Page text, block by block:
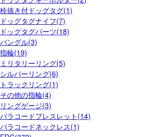
栓抜き付ドッグタグ(1)
ドッグタグナイフ(7)
ドッグタグパーツ(18)
バングル(3)
指輪(19)
ミリタリーリング(5)
シルバーリング(6)
トラックリング(1)
その他の指輪(4)
リングゲージ(3)
パラコードブレスレット(14)
パラコードネックレス(1)